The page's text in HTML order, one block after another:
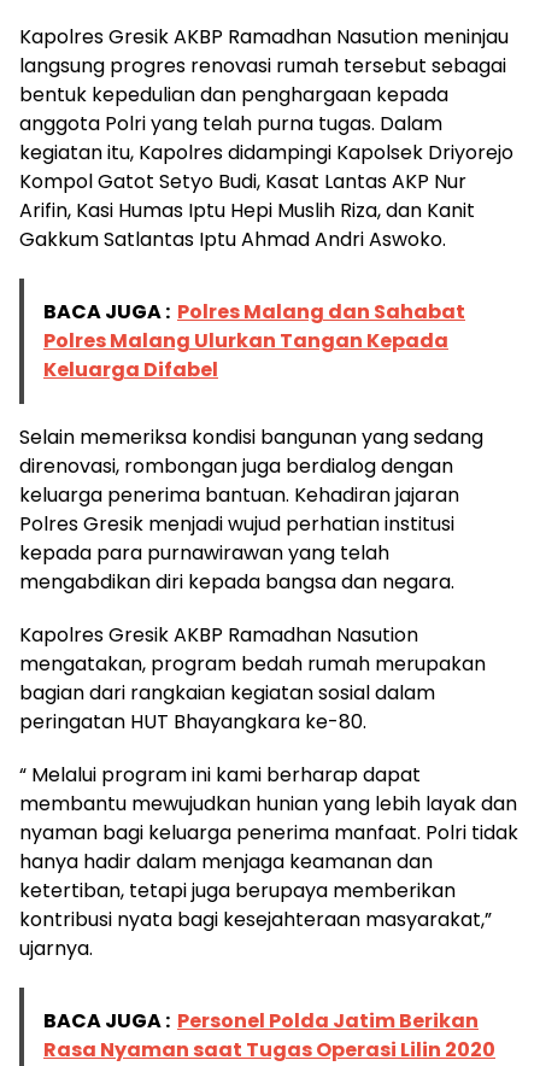
Kapolres Gresik AKBP Ramadhan Nasution meninjau
langsung progres renovasi rumah tersebut sebagai
bentuk kepedulian dan penghargaan kepada
anggota Polri yang telah purna tugas. Dalam
kegiatan itu, Kapolres didampingi Kapolsek Driyorejo
Kompol Gatot Setyo Budi, Kasat Lantas AKP Nur
Arifin, Kasi Humas Iptu Hepi Muslih Riza, dan Kanit
Gakkum Satlantas Iptu Ahmad Andri Aswoko.
BACA JUGA : Polres Malang dan Sahabat
Polres Malang Ulurkan Tangan Kepada
Keluarga Difabel
Selain memeriksa kondisi bangunan yang sedang
direnovasi, rombongan juga berdialog dengan
keluarga penerima bantuan. Kehadiran jajaran
Polres Gresik menjadi wujud perhatian institusi
kepada para purnawirawan yang telah
mengabdikan diri kepada bangsa dan negara.
Kapolres Gresik AKBP Ramadhan Nasution
mengatakan, program bedah rumah merupakan
bagian dari rangkaian kegiatan sosial dalam
peringatan HUT Bhayangkara ke-80.
“ Melalui program ini kami berharap dapat
membantu mewujudkan hunian yang lebih layak dan
nyaman bagi keluarga penerima manfaat. Polri tidak
hanya hadir dalam menjaga keamanan dan
ketertiban, tetapi juga berupaya memberikan
kontribusi nyata bagi kesejahteraan masyarakat,”
ujarnya.
BACA JUGA : Personel Polda Jatim Berikan
Rasa Nyaman saat Tugas Operasi Lilin 2020